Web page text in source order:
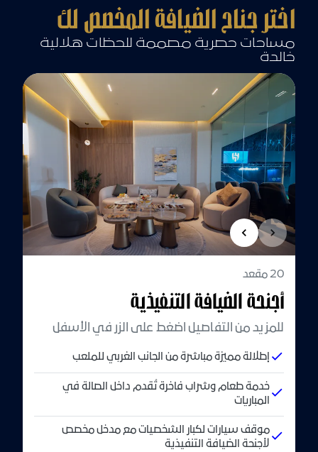
اختر جناح الضيافة المخصص لك
مساحات حصرية مصممة للحظات هلالية
خالدة
20 مقعد
أجنحة الضيافة التنفيذية
للمزيد من التفاصيل اضغط على الزر في الأسفل
إطلالة مميزة مباشرة من الجانب الغربي للملعب
خدمة طعام وشراب فاخرة تُقدم داخل الصالة في
المباريات
موقف سيارات لكبار الشخصيات مع مدخل مخصص
لأجنحة الضيافة التنفيذية